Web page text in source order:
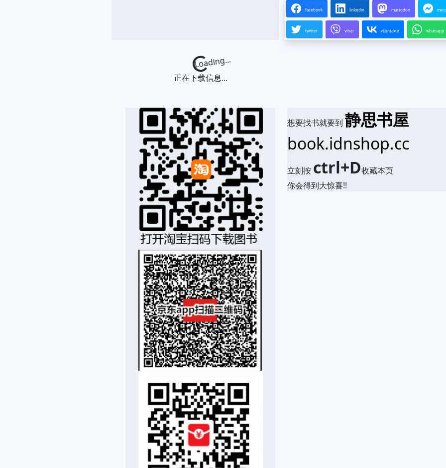
facebook linkedin mastodon
twitter viber vkontakte whatsapp
Loading...
正在下载信息...
想要找书就要到静思书屋
book.idnshop.cc
立刻按 ctrl+D收藏本页
你会得到大惊喜!!